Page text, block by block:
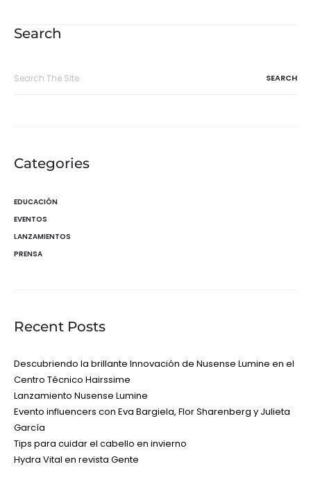
entradas
Search
Categories
EDUCACIÓN
EVENTOS
LANZAMIENTOS
PRENSA
Recent Posts
Descubriendo la brillante Innovación de Nusense Lumine en el
Centro Técnico Hairssime
Lanzamiento Nusense Lumine
Evento influencers con Eva Bargiela, Flor Sharenberg y Julieta
García
Tips para cuidar el cabello en invierno
Hydra Vital en revista Gente